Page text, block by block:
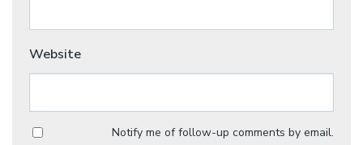
Website
Notify me of follow-up comments by email.